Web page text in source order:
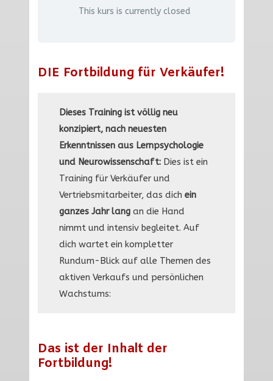
This kurs is currently closed
DIE Fortbildung für Verkäufer!
Dieses Training ist völlig neu
konzipiert, nach neuesten
Erkenntnissen aus Lernpsychologie
und Neurowissenschaft: Dies ist ein
Training für Verkäufer und
Vertriebsmitarbeiter, das dichein
ganzes Jahr lang an die Hand
nimmt und intensiv begleitet. Auf
dich wartet ein kompletter
Rundum-Blick auf alle Themen des
aktiven Verkaufs und persönlichen
Wachstums:
Das ist der Inhalt der
Fortbildung!